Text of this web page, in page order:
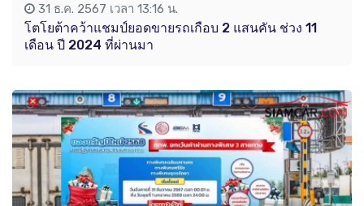
31 ธ.ค. 2567 เวลา 13:16 น.
โตโยต้าคว้าแชมป์ยอดขายรถเกือบ 2 แสนคัน ช่วง 11
เดือน ปี 2024 ที่ผ่านมา